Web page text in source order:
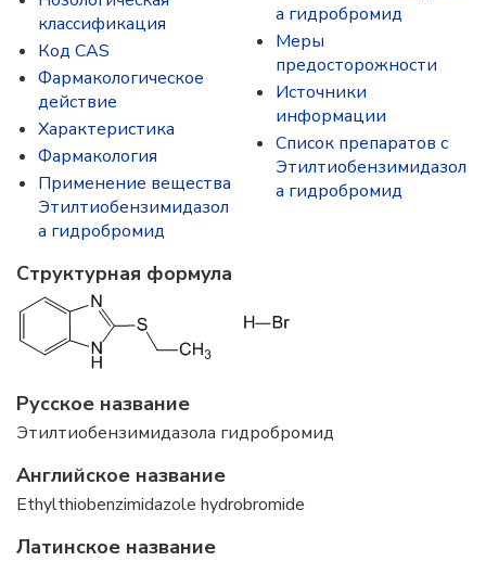
классификация
Код CAS
Фармакологическое
действие
Характеристика
Фармакология
Применение вещества
Этилтиобензимидазол
а гидробромид
а гидробромид
Меры
предосторожности
Источники
информации
Список препаратов с
Этилтиобензимидазол
а гидробромид
Структурная формула
Русское название
Этилтиобензимидазола гидробромид
Английское название
Ethylthiobenzimidazole hydrobromide
Латинское название